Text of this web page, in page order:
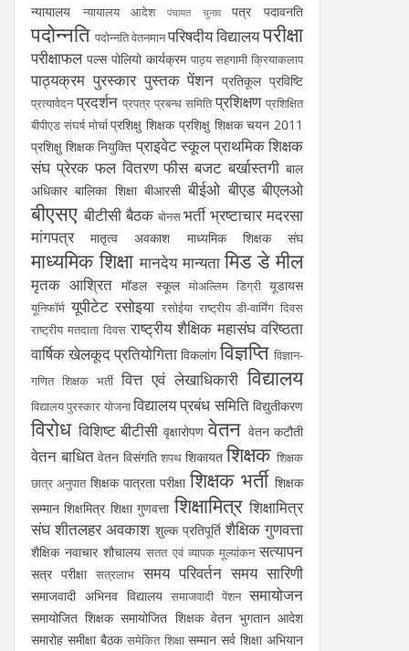
न्यायालय न्यायालय आदेश पंचायत चुनाव पत्र पदावनति
पदोन्नति पदोन्नति वेतनमानपरिषदीय विद्यालयपरीक्षा
परीक्षाफल पल्स पोलियो कार्यक्रम पाठ्य सहगामी क्रियाकलाप
पाठ्यक्रम पुरस्कार पुस्तक पेंशन प्रतिकूल प्रविष्टि
प्रत्यावेदन प्रदर्शन प्रपत्र प्रबन्ध समिति प्रशिक्षण प्रशिक्षित
बीपीएड संघर्ष मोर्चा प्रशिक्षु शिक्षक प्रशिक्षु शिक्षक चयन 2011
प्रशिक्षु शिक्षक नियुक्ति प्राइवेट स्कूलप्राथमिक शिक्षक
संघ प्रेरक फल वितरण फीस बजट बर्खास्तगी बाल
अधिकार बालिका शिक्षा बीआरसी बीईओ बीएड बीएलओ
बीएसए बीटीसी बैठक बोनस भर्ती भ्रष्टाचार मदरसा
मांगपत्र
मातृत्व अवकाश माध्यमिक शिक्षक संघ
माध्यमिक शिक्षा मानदेय मान्यता मिड डे मील
मृतक आश्रित मॉडल स्कूल मोअल्लिम डिग्री यूडायस
यूनिफॉर्म यूपीटेट रसोइया रसोईया राष्ट्रीय डी-वार्मिंग दिवस
राष्ट्रीय मतदाता दिवस राष्ट्रीय शैक्षिक महासंघ वरिष्ठता
वार्षिक खेलकूद प्रतियोगिता विकलांग विज्ञप्ति विज्ञान-
गणित शिक्षक भर्ती वित्त एवं लेखाधिकारी विद्यालय
विद्यालय पुरस्कार योजनाविद्यालय प्रबंध समिति विद्युतीकरण
विरोध विशिष्ट बीटीसी वृक्षारोपण वेतन वेतन कटौती
वेतन बाधित वेतन विसंगति शपथ शिकायत शिक्षक शिक्षक
छात्र अनुपात शिक्षक पात्रता परीक्षा शिक्षक भर्ती शिक्षक
सम्मान शिक्षमित्र शिक्षा गुणवत्ता शिक्षामित्र शिक्षामित्र
संघ शीतलहर अवकाश शुल्क प्रतिपूर्ति शैक्षिक गुणवत्ता
शैक्षिक नवाचार शौचालय सतत एवं व्यापक मूल्यांकन सत्यापन
सत्र परीक्षा सत्रलाभ समय परिवर्तन समय सारिणी
समाजवादी अभिनव विद्यालय समाजवादी पेंशन समायोजन
समायोजित शिक्षक समायोजित शिक्षक वेतन भुगतान आदेश
समारोह समीक्षा बैठक समेकित शिक्षा सम्मान सर्व शिक्षा अभियान